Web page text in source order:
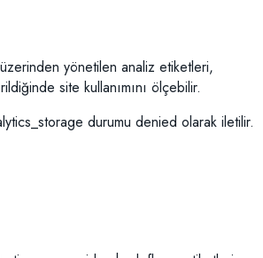
yönetilen analiz etiketleri,
site kullanımını ölçebilir.
durumu denied olarak iletilir.